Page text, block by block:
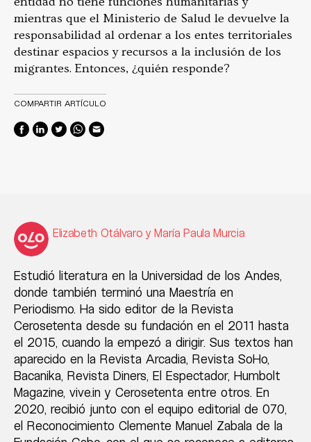
mientras que el Ministerio de Salud le devuelve la
responsabilidad al ordenar a los entes territoriales
destinar espacios y recursos a la inclusión de los
migrantes. Entonces, ¿quién responde?
COMPARTIR ARTÍCULO
Elizabeth Otálvaro y María Paula Murcia
Estudió literatura en la Universidad de los Andes,
donde también terminó una Maestría en
Periodismo. Ha sido editor de la Revista
Cerosetenta desde su fundación en el 2011 hasta
el 2015, cuando la empezó a dirigir. Sus textos han
aparecido en la Revista Arcadia, Revista SoHo,
Bacanika, Revista Diners, El Espectador, Humbolt
Magazine, vive.in y Cerosetenta entre otros. En
2020, recibió junto con el equipo editorial de 070,
el Reconocimiento Clemente Manuel Zabala de la